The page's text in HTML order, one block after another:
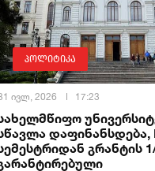
პოლიტიკა
ივლ, 2026 17:23
დაფინანსდება,
გრანტის